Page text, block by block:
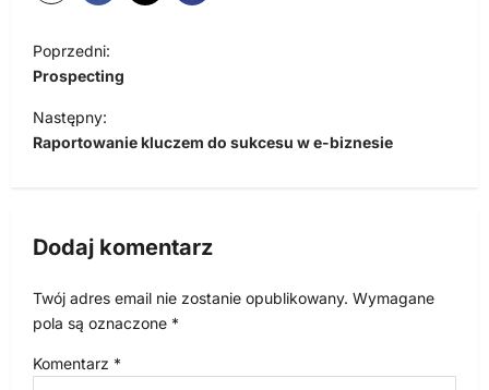
a
w
i
c
a
w
p
Poprzedni:
Prospecting
Następny:
Raportowanie kluczem do sukcesu w e-biznesie
Dodaj komentarz
Twój adres email nie zostanie opublikowany. Wymagane
pola są oznaczone *
Komentarz *